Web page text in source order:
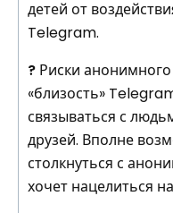
детей от
Telegram.
? Риски
«близость»
связываться с
друзей. Вполне
столкнуться с
хочет нацелиться